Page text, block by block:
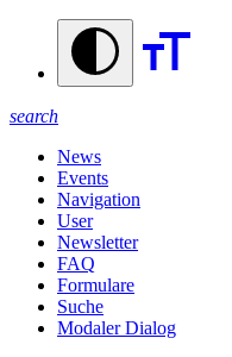
search
News
Events
Navigation
User
Newsletter
FAQ
Formulare
Suche
Modaler Dialog